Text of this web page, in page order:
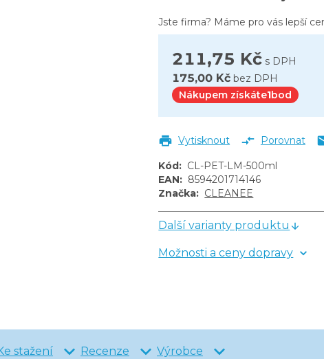
211,75 Kč s DPH
175,00 Kč bez DPH
Nákupem získáte1bod
Jste firma? Máme pro vás lepší
Vytisknout Porovnat
Kód: CL-PET-LM-500ml
EAN: 8594201714146
Značka: CLEANEE
Další varianty produktu
Možnosti a ceny dopravy
stažení Recenze Výrobce